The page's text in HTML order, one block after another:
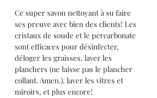
Ce super savon nettoyant à su faire
ses preuve avec bien des clients! Les
cristaux de soude et le percarbonate
sont efficaces pour désinfecter,
déloger les graisses, laver les
planchers (ne laisse pas le plancher
collant. Amen.), laver les vitres et
miroirs, et plus encore!